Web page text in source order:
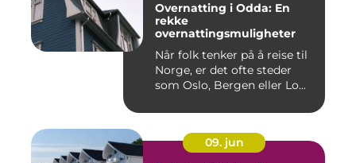
Overnatting i Odda: En
rekke
overnattingsmuligheter
Når folk tenker på å reise til
Norge, er det ofte steder
som Oslo, Bergen eller Lo...
09. jun